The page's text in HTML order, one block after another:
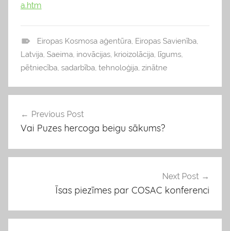
a.htm
b
l
g
Eiropas Kosmosa aģentūra, Eiropas Savienība,
Latvija, Saeima, inovācijas, krioizolācija, līgums,
pētniecība, sadarbība, tehnoloģija, zinātne
Ziņu
izvēlne
Previous Post
Vai Puzes hercoga beigu sākums?
Next Post
Īsas piezīmes par COSAC konferenci